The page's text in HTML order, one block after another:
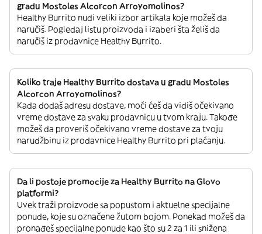
gradu Mostoles Alcorcon Arroyomolinos?
Healthy Burrito nudi veliki izbor artikala koje možeš da
naručiš. Pogledaj listu proizvoda i izaberi šta želiš da
naručiš iz prodavnice Healthy Burrito.
Koliko traje Healthy Burrito dostava u gradu Mostoles
Alcorcon Arroyomolinos?
Kada dodaš adresu dostave, moći ćeš da vidiš očekivano
vreme dostave za svaku prodavnicu u tvom kraju. Takođe
možeš da proveriš očekivano vreme dostave za tvoju
narudžbinu iz prodavnice Healthy Burrito pri plaćanju.
Da li postoje promocije za Healthy Burrito na Glovo
platformi?
Uvek traži proizvode sa popustom i aktuelne specijalne
ponude, koje su označene žutom bojom. Ponekad možeš da
pronađeš specijalne ponude kao što su 2 za 1 ili snižena